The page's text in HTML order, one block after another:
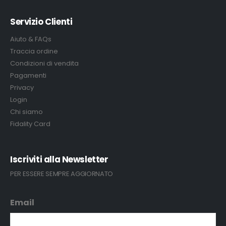
Servizio Clienti
Aiuto & FAQs
Traccia ordine
Condizioni di vendita
Pagamenti
Privacy
Login
Chi siamo
Fidality Card
Iscriviti alla Newsletter
PER ESSERE SEMPRE AGGIORNATO
Email